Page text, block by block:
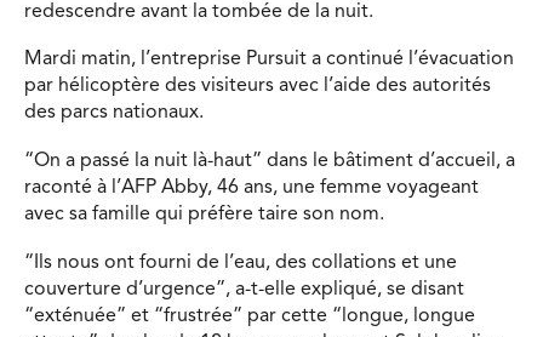
redescendre avant la tombée de la nuit.
Mardi matin, l’entreprise Pursuit a continué l’évacuation
par hélicoptère des visiteurs avec l’aide des autorités
des parcs nationaux.
“On a passé la nuit là-haut” dans le bâtiment d’accueil, a
raconté à l’AFP Abby, 46 ans, une femme voyageant
avec sa famille qui préfère taire son nom.
“Ils nous ont fourni de l’eau, des collations et une
couverture d’urgence”, a-t-elle expliqué, se disant
“exténuée” et “frustrée” par cette “longue, longue